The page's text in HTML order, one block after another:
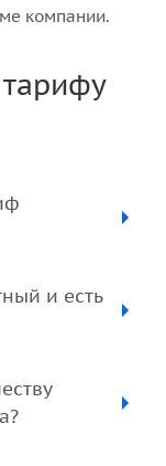
компании.
и есть